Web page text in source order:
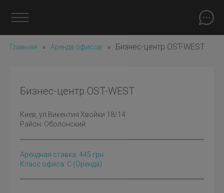
Главная » Аренда офисов » Бизнес-центр OST-WEST
Бизнес-центр OST-WEST
Киев , ул.Викентия Хвойки 18/14
Район: Оболонский
Арендная ставка: 445 грн
Класс офиса: C (оренда)